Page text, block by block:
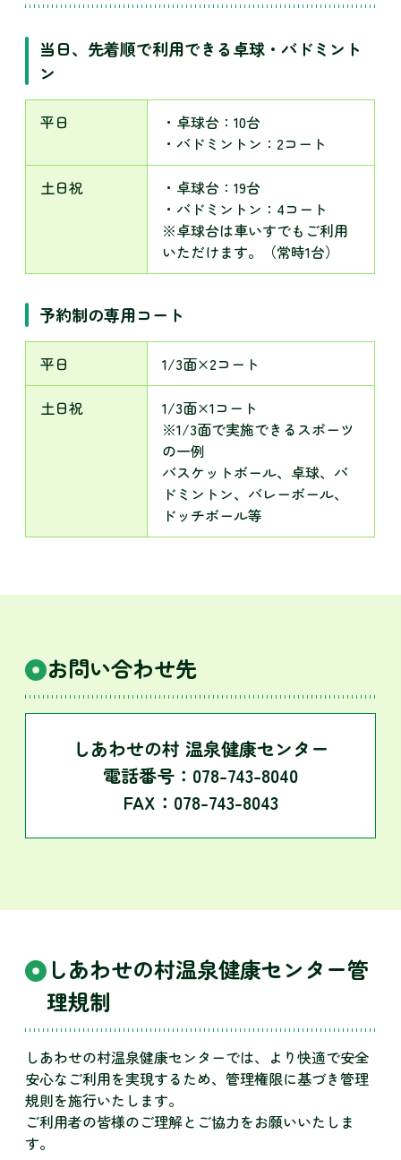
当日、先着順で利用できる卓球・バドミント
ン
平日
・卓球台：10台
・バドミントン：2コート
土日祝
・卓球台：19台
・バドミントン：4コート
※卓球台は車いすでもご利用
いただけます。（常時1台）
予約制の専用コート
平日 1/3面×2コート
土日祝
1/3面×1コート
※1/3面で実施できるスポーツ
の一例
バスケットボール、卓球、バ
ドミントン、バレーボール、
ドッチボール等
お問い合わせ先
しあわせの村 温泉健康センター
電話番号：078-743-8040
FAX：078-743-8043
しあわせの村温泉健康センター管
理規制
しあわせの村温泉健康センターでは、より快適で安全
安心なご利用を実現するため、管理権限に基づき管理
規則を施行いたします。
ご利用者の皆様のご理解とご協力をお願いいたしま
す。